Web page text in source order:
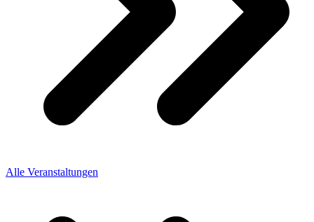
Alle Veranstaltungen